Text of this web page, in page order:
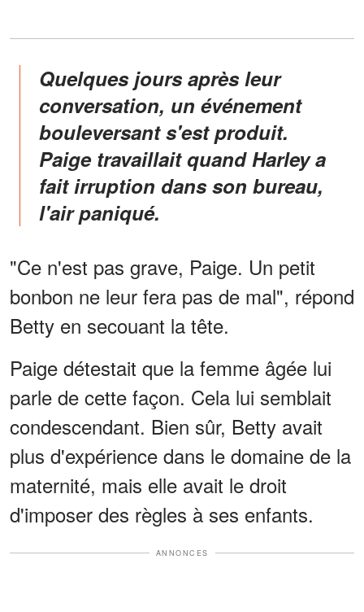
Quelques jours après leur
conversation, un événement
bouleversant s'est produit.
Paige travaillait quand Harley a
fait irruption dans son bureau,
l'air paniqué.
"Ce n'est pas grave, Paige. Un petit
bonbon ne leur fera pas de mal", répond
Betty en secouant la tête.
Paige détestait que la femme âgée lui
parle de cette façon. Cela lui semblait
condescendant. Bien sûr, Betty avait
plus d'expérience dans le domaine de la
maternité, mais elle avait le droit
d'imposer des règles à ses enfants.
ANNONCES